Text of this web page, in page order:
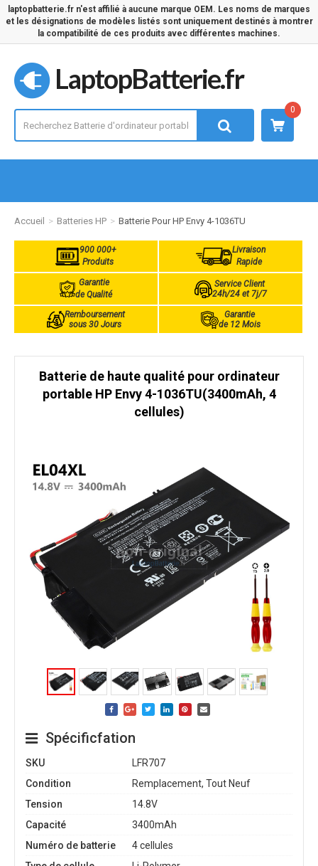
laptopbatterie.fr n'est affilié à aucune marque OEM. Les noms de marques
et les désignations de modèles listés sont uniquement destinés à montrer
la compatibilité de ces produits avec différentes machines.
LaptopBatterie.fr
0
Accueil Batteries HP Batterie Pour HP Envy 4-1036TU
900 000+
Produits
Livraison
Rapide
Garantie
de Qualité
Service Client
24h/24 et 7j/7
Remboursement
sous 30 Jours
Garantie
de 12 Mois
Batterie de haute qualité pour ordinateur
portable HP Envy 4-1036TU(3400mAh, 4
cellules)
Spécificfation
SKU
LFR707
Condition
Remplacement, Tout Neuf
Tension
14.8V
Capacité
3400mAh
Numéro de batterie
4 cellules